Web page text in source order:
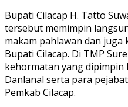
Bupati Cilacap H. Tatto
tersebut memimpin
makam pahlawan dan juga
Bupati Cilacap. Di TMP
kehormatan yang dipimpin
Danlanal serta para
Pemkab Cilacap.